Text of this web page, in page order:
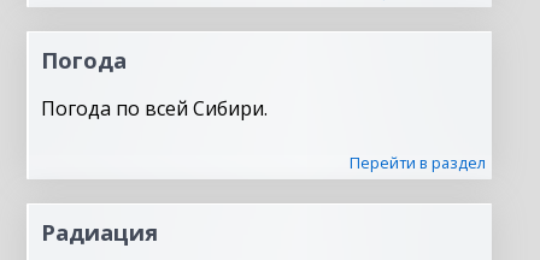
Погода
Погода по всей Сибири.
Перейти в раздел
Радиация